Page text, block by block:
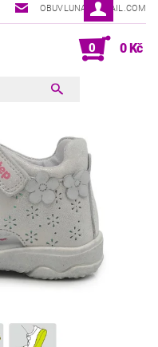
OBUVLUNA@GMAIL.COM
0 0 Kč